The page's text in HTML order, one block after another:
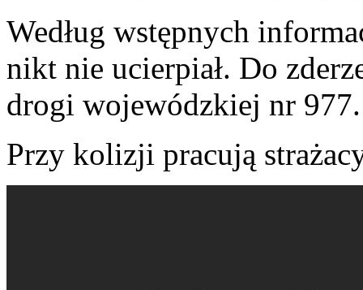
Według wstępnych
nikt nie ucierpiał. Do
drogi wojewódzkiej nr 977.
Przy kolizji pracują